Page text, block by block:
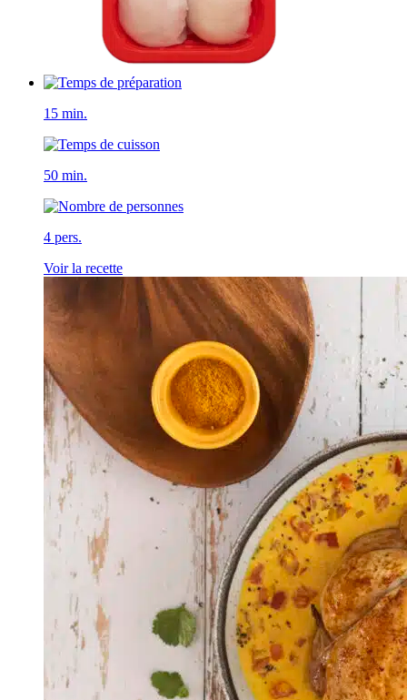
15 min.
50 min.
4 pers.
Voir la recette